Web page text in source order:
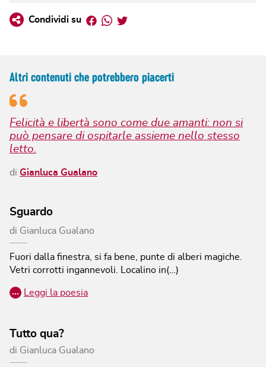
Condividi su Facebook
Whatsapp
Twitter
Altri contenuti che potrebbero piacerti
Felicità e libertà sono come due amanti: non si
può pensare di ospitarle assieme nello stesso
letto.
di Gianluca Gualano
Sguardo
di Gianluca Gualano
Fuori dalla finestra, si fa bene, punte di alberi magiche.
Vetri corrotti ingannevoli. Localino in(…)
… Leggi la poesia
Tutto qua?
di Gianluca Gualano